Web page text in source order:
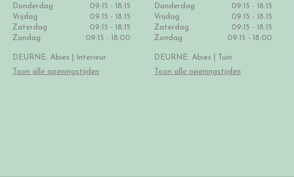
Donderdag
09:15 - 18:15
Vrijdag
09:15 - 18:15
Zaterdag
09:15 - 18:15
Zondag
09:15 - 18:00
DEURNE: Abies | Interieur
Toon alle openingstijden
Donderdag
09:15 - 18:15
Vrijdag
09:15 - 18:15
Zaterdag
09:15 - 18:15
Zondag
09:15 - 18:00
DEURNE: Abies | Tuin
Toon alle openingstijden